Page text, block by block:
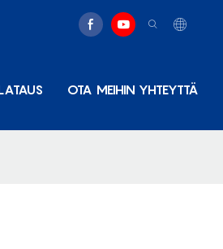
OTA MEIHIN YHTEYTTÄ